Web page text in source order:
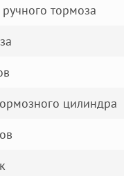
тормоза
цилиндра